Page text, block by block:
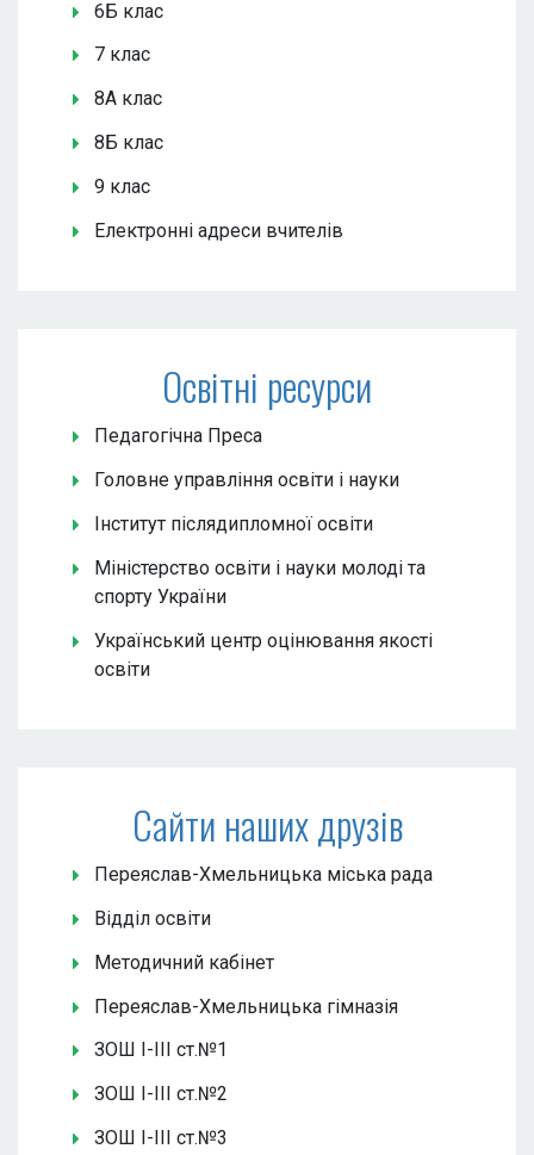
6Б клас
7 клас
8А клас
8Б клас
9 клас
Електронні адреси вчителів
Освітні ресурси
Педагогічна Преса
Головне управління освіти і науки
Інститут післядипломної освіти
Міністерство освіти і науки молоді та
спорту України
Український центр оцінювання якості
освіти
Сайти наших друзів
Переяслав-Хмельницька міська рада
Відділ освіти
Методичний кабінет
Переяслав-Хмельницька гімназія
ЗОШ І-ІІІ ст.№1
ЗОШ І-ІІІ ст.№2
ЗОШ І-ІІІ ст.№3